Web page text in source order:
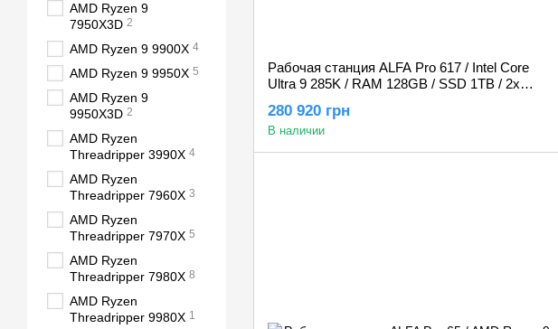
Рабочая станция ALFA Pro 617 / Intel Core
Ultra 9 285K / RAM 128GB / SSD 1TB / 2x
280 920 грн
В наличии
AMD Ryzen 9
7950X3D 2
AMD Ryzen 9 9900X 4
AMD Ryzen 9 9950X 5
AMD Ryzen 9
9950X3D 2
AMD Ryzen
Threadripper 3990X 4
AMD Ryzen
Threadripper 7960X 3
AMD Ryzen
Threadripper 7970X 5
AMD Ryzen
Threadripper 7980X 8
AMD Ryzen
Threadripper 9980X 1